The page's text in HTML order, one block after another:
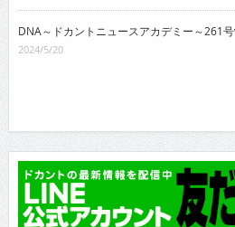
DNA～ドカントニュースアカデミー～261
2024/5/20